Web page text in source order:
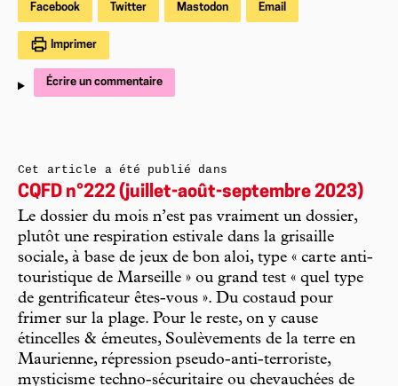
Facebook Twitter Mastodon Email
Imprimer
Écrire un commentaire
Cet article a été publié dans
CQFD n°222 (juillet-août-septembre 2023)
Le dossier du mois n’est pas vraiment un dossier,
plutôt une respiration estivale dans la grisaille
sociale, à base de jeux de bon aloi, type « carte anti-
touristique de Marseille » ou grand test « quel type
de gentrificateur êtes-vous ». Du costaud pour
frimer sur la plage. Pour le reste, on y cause
étincelles & émeutes, Soulèvements de la terre en
Maurienne, répression pseudo-anti-terroriste,
mysticisme techno-sécuritaire ou chevauchées de